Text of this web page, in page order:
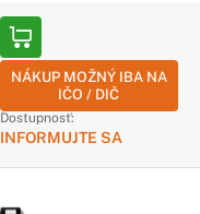
NÁKUP MOŽNÝ IBA NA
IČO / DIČ
Dostupnosť:
INFORMUJTE SA